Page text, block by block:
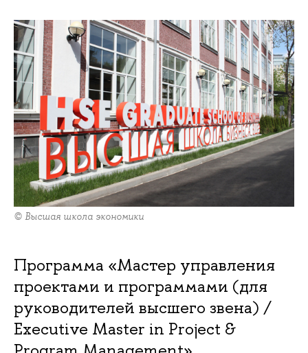
© Высшая школа экономики
Программа «Мастер управления
проектами и программами (для
руководителей высшего звена) /
Executive Master in Project &